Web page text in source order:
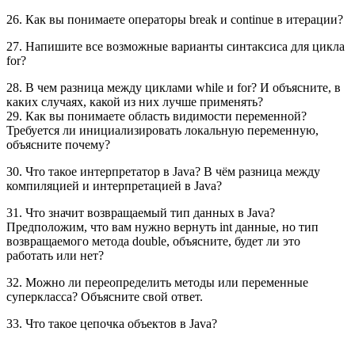
26. Как вы понимаете операторы break и continue в итерации?
27. Напишите все возможные варианты синтаксиса для цикла
for?
28. В чем разница между циклами while и for? И объясните, в
каких случаях, какой из них лучше применять?
29. Как вы понимаете область видимости переменной?
Требуется ли инициализировать локальную переменную,
объясните почему?
30. Что такое интерпретатор в Java? В чём разница между
компиляцией и интерпретацией в Java?
31. Что значит возвращаемый тип данных в Java?
Предположим, что вам нужно вернуть int данные, но тип
возвращаемого метода double, объясните, будет ли это
работать или нет?
32. Можно ли переопределить методы или переменные
суперкласса? Объясните свой ответ.
33. Что такое цепочка объектов в Java?